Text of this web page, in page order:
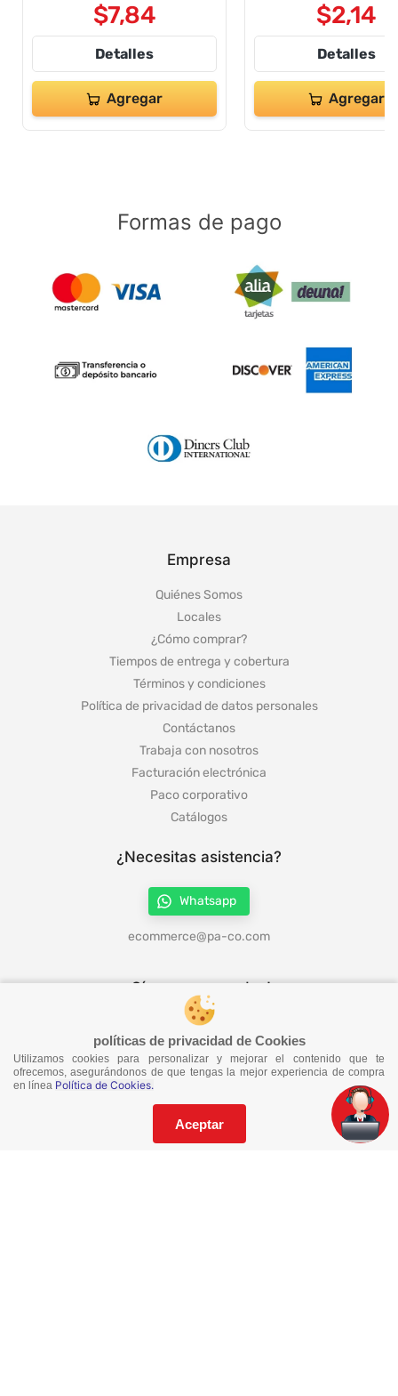
políticas de privacidad de Cookies
Utilizamos cookies para personalizar y mejorar el contenido que te
ofrecemos, asegurándonos de que tengas la mejor experiencia de compra
en línea Política de Cookies.
Aceptar
$7,84
Detalles
Agregar
$2,14
Detalles
Agregar
Formas de pago
Empresa
Quiénes Somos
Locales
¿Cómo comprar?
Tiempos de entrega y cobertura
Términos y condiciones
Política de privacidad de datos personales
Contáctanos
Trabaja con nosotros
Facturación electrónica
Paco corporativo
Catálogos
¿Necesitas asistencia?
Whatsapp
ecommerce@pa-co.com
¡Síguenos en redes!
¡No te pierdas nuestras ofertas!
Suscríbete a nuestro Catalogo